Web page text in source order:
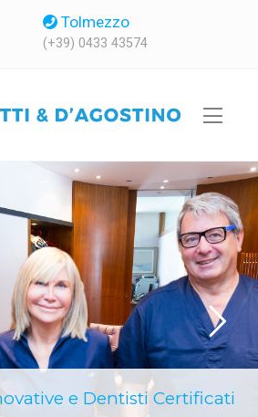
Tolmezzo
(+39) 0433 43574
e Dentisti Certificati